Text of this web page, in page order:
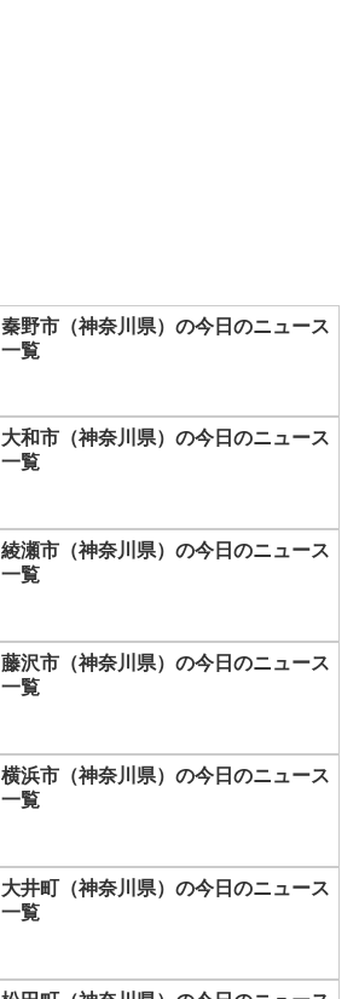
秦野市（神奈川県）の今日のニュース
一覧
大和市（神奈川県）の今日のニュース
一覧
綾瀬市（神奈川県）の今日のニュース
一覧
藤沢市（神奈川県）の今日のニュース
一覧
横浜市（神奈川県）の今日のニュース
一覧
大井町（神奈川県）の今日のニュース
一覧